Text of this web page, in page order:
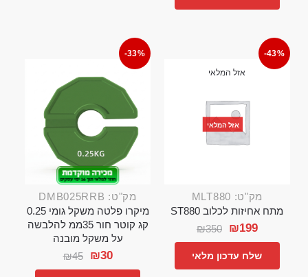
-43%
אזל המלאי
אזל המלאי
מק"ט: MLT880
מתח אחיזות לכלוב ST880
₪350 ₪199
שלח עדכון מלאי
-33%
מק"ט: DMB025RRB
מיקרו פלטה משקל גומי 0.25
קג קוטר חור 35ממ להלבשה
על משקל מובנה
₪45 ₪30